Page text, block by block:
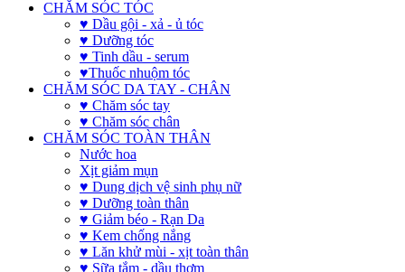
CHĂM SÓC TÓC
♥ Dầu gội - xả - ủ tóc
♥ Dưỡng tóc
♥ Tinh dầu - serum
♥Thuốc nhuộm tóc
CHĂM SÓC DA TAY - CHÂN
♥ Chăm sóc tay
♥ Chăm sóc chân
CHĂM SÓC TOÀN THÂN
Nước hoa
Xịt giảm mụn
♥ Dung dịch vệ sinh phụ nữ
♥ Dưỡng toàn thân
♥ Giảm béo - Rạn Da
♥ Kem chống nắng
♥ Lăn khử mùi - xịt toàn thân
♥ Sữa tắm - dầu thơm